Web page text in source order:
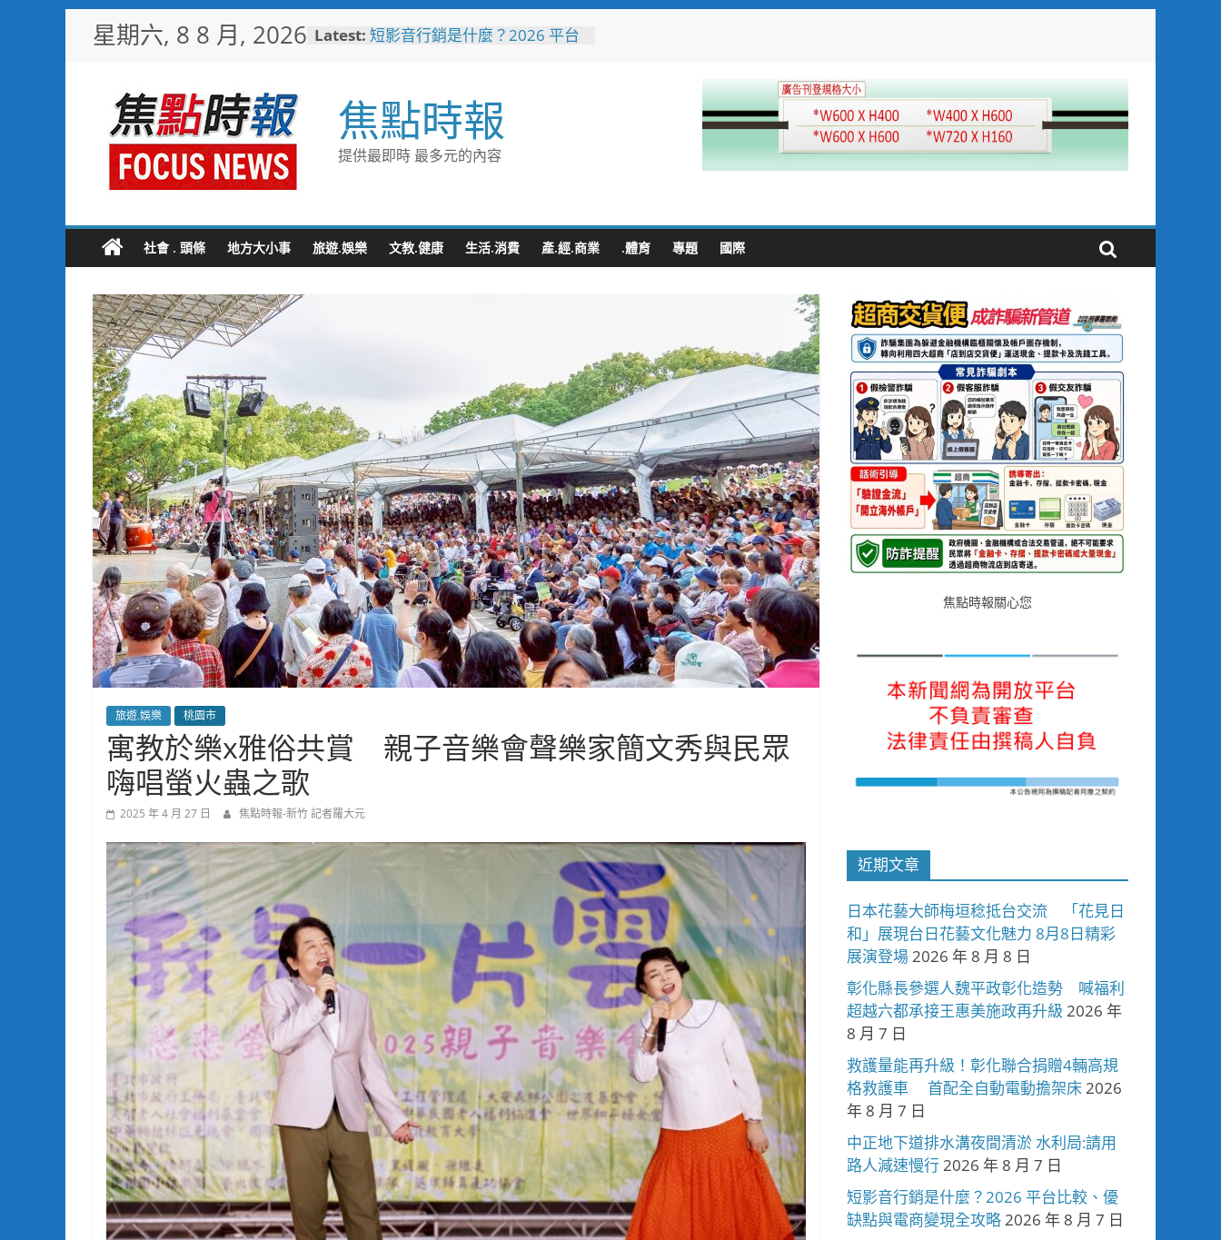
星期六, 8 8 月, 2026 Latest: 短影音行銷是什麼？2026 平台
魅力 8月8日精彩展演登場
彰化縣長參選人魏平政彰化造
勢 喊福利超越六都承接王惠美
施政再升級
中正地下道排水溝夜間清淤 水
利局:請用路人減速慢行
焦點時報
提供最即時 最多元的內容
社會 . 頭條 地方大小事 旅遊.娛樂 文教.健康 生活.消費 產.經.商業 .體育 專題 國際
旅遊.娛樂 桃園市
寓教於樂x雅俗共賞 親子音樂會聲樂家簡文秀與民眾
嗨唱螢火蟲之歌
2025 年 4 月 27 日 焦點時報-新竹 記者羅大元
焦點時報關心您
近期文章
日本花藝大師梅垣稔抵台交流 「花見日
和」展現台日花藝文化魅力 8月8日精彩
展演登場2026 年 8 月 8 日
彰化縣長參選人魏平政彰化造勢 喊福利
超越六都承接王惠美施政再升級 2026 年
8 月 7 日
救護量能再升級！彰化聯合捐贈4輛高規
格救護車 首配全自動電動擔架床2026
年 8 月 7 日
中正地下道排水溝夜間清淤 水利局:請用
路人減速慢行2026 年 8 月 7 日
短影音行銷是什麼？2026 平台比較、優
缺點與電商變現全攻略2026 年 8 月 7 日